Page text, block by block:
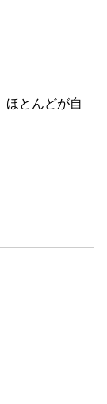
ほとんどが自